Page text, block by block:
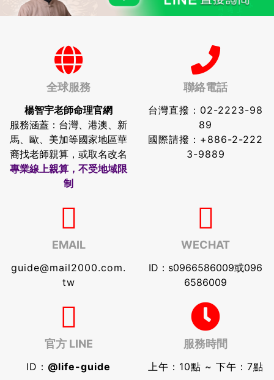
全球服務
楊智宇老師命理官網
服務涵蓋：台灣、港澳、新
馬、歐、美加等國家地區華
裔找老師親算，或取名改名
專業線上親算，不受地域限
制
聯絡電話
台灣直撥： 02-2223-98
89
國際請撥： +886-2-222
3-9889
EMAIL
guide@mail2000.com.
tw
WECHAT
ID：s0966586009或096
6586009
官方 LINE
ID： @life-guide
服務時間
上午：10點 ~ 下午：7點